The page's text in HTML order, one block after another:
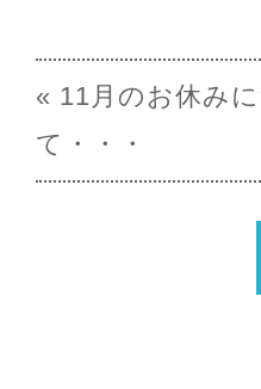
« 11月のお休み
て・・・